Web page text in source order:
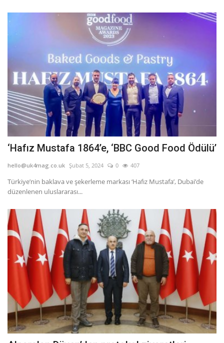
‘Hafız Mustafa 1864’e, ‘BBC Good Food Ödülü’
hello@uk4mag.co.uk Şubat 5, 2024 0 407
Türkiye’nin baklava ve şekerleme markası ‘Hafız Mustafa’, Dubai’de
düzenlenen uluslararası...